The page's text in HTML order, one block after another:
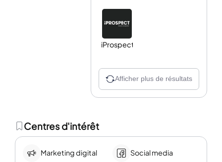
iProspect
Afficher plus de résultats
Centres d'intérêt
Marketing digital Social media